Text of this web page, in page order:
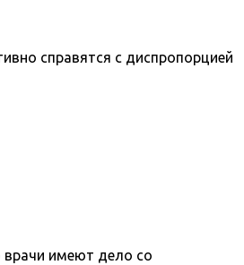
справятся с диспропорцией
врачи имеют дело со